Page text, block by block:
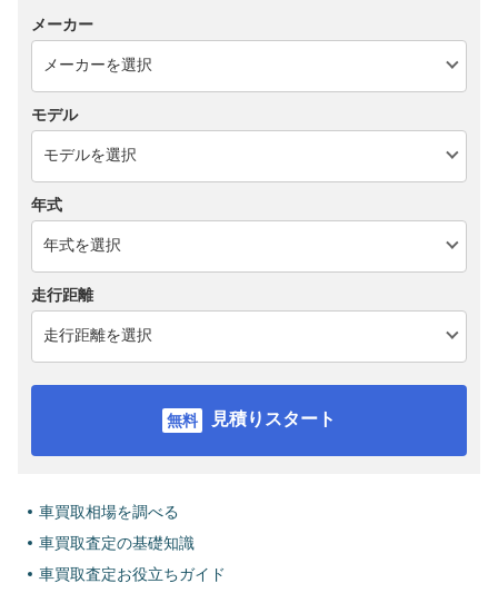
メーカー
モデル
年式
走行距離
見積りスタート
車買取相場を調べる
車買取査定の基礎知識
車買取査定お役立ちガイド